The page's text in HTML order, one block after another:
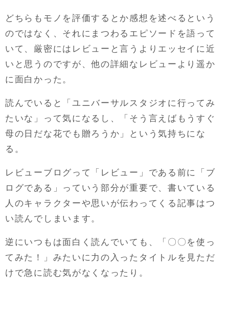
どちらもモノを評価するとか感想を述べるという
のではなく、それにまつわるエピソードを語って
いて、厳密にはレビューと言うよりエッセイに近
いと思うのですが、他の詳細なレビューより遥か
に面白かった。
読んでいると「ユニバーサルスタジオに行ってみ
たいな」って気になるし、「そう言えばもうすぐ
母の日だな花でも贈ろうか」という気持ちにな
る。
レビューブログって「レビュー」である前に「ブ
ログである」っていう部分が重要で、書いている
人のキャラクターや思いが伝わってくる記事はつ
い読んでしまいます。
逆にいつもは面白く読んでいても、「〇〇を使っ
てみた！」みたいに力の入ったタイトルを見ただ
けで急に読む気がなくなったり。